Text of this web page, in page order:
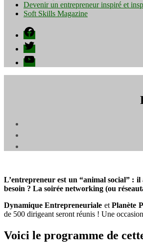
Devenir un entrepreneur inspiré et
Soft Skills Magazine
Facebook
Twitter
YouTube
L’entrepreneur est un “animal social” :
besoin ? La soirée networking (ou
Dynamique Entrepreneuriale etPlanète
de 500 dirigeant seront réunis ! Une
Voici le programme de